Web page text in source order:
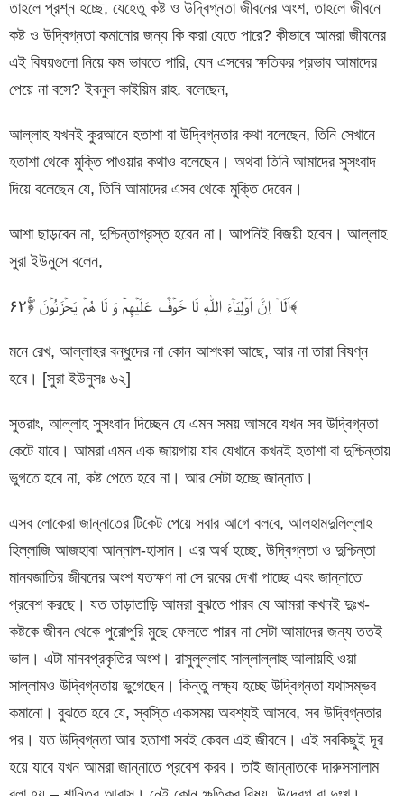
তাহলে প্রশ্ন হচ্ছে, যেহেতু কষ্ট ও উদ্বিগ্নতা জীবনের অংশ, তাহলে জীবনে
কষ্ট ও উদ্বিগ্নতা কমানোর জন্য কি করা যেতে পারে? কীভাবে আমরা জীবনের
এই বিষয়গুলো নিয়ে কম ভাবতে পারি, যেন এসবের ক্ষতিকর প্রভাব আমাদের
পেয়ে না বসে? ইবনুল কাইয়িম রাহ. বলেছেন,
আল্লাহ যখনই কুরআনে হতাশা বা উদ্বিগ্নতার কথা বলেছেন, তিনি সেখানে
হতাশা থেকে মুক্তি পাওয়ার কথাও বলেছেন। অথবা তিনি আমাদের সুসংবাদ
দিয়ে বলেছেন যে, তিনি আমাদের এসব থেকে মুক্তি দেবেন।
আশা ছাড়বেন না, দুশ্চিন্তাগ্রস্ত হবেন না। আপনিই বিজয়ী হবেন। আল্লাহ
সুরা ইউনুসে বলেন,
اَلَاۤ اِنَّ اَوۡلِیَآءَ اللّٰهِ لَا خَوۡفٌ عَلَیۡهِمۡ وَ لَا هُمۡ یَحۡزَنُوۡنَ ﴿ۚۖ۶۲﴾
মনে রেখ, আল্লাহর বন্ধুদের না কোন আশংকা আছে, আর না তারা বিষণ্ন
হবে। [সুরা ইউনুসঃ ৬২]
সুতরাং, আল্লাহ সুসংবাদ দিচ্ছেন যে এমন সময় আসবে যখন সব উদ্বিগ্নতা
কেটে যাবে। আমরা এমন এক জায়গায় যাব যেখানে কখনই হতাশা বা দুশ্চিন্তায়
ভুগতে হবে না, কষ্ট পেতে হবে না। আর সেটা হচ্ছে জান্নাত।
এসব লোকেরা জান্নাতের টিকেট পেয়ে সবার আগে বলবে, আলহামদুলিল্লাহ
হিল্লাজি আজহাবা আন্নাল-হাসান। এর অর্থ হচ্ছে, উদ্বিগ্নতা ও দুশ্চিন্তা
মানবজাতির জীবনের অংশ যতক্ষণ না সে রবের দেখা পাচ্ছে এবং জান্নাতে
প্রবেশ করছে। যত তাড়াতাড়ি আমরা বুঝতে পারব যে আমরা কখনই দুঃখ-
কষ্টকে জীবন থেকে পুরোপুরি মুছে ফেলতে পারব না সেটা আমাদের জন্য ততই
ভাল। এটা মানবপ্রকৃতির অংশ। রাসুলুল্লাহ সাল্লাল্লাহু আলায়হি ওয়া
সাল্লামও উদ্বিগ্নতায় ভুগেছেন। কিন্তু লক্ষ্য হচ্ছে উদ্বিগ্নতা যথাসম্ভব
কমানো। বুঝতে হবে যে, স্বস্তি একসময় অবশ্যই আসবে, সব উদ্বিগ্নতার
পর। যত উদ্বিগ্নতা আর হতাশা সবই কেবল এই জীবনে। এই সবকিছুই দূর
হয়ে যাবে যখন আমরা জান্নাতে প্রবেশ করব। তাই জান্নাতকে দারুসসালাম